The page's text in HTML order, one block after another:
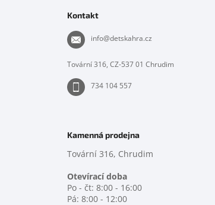
Kontakt
info@detskahra.cz
Tovární 316, CZ-537 01 Chrudim
734 104 557
Kamenná prodejna
Tovární 316, Chrudim
Otevírací doba
Po - čt: 8:00 - 16:00
Pá: 8:00 - 12:00